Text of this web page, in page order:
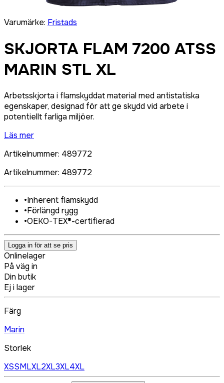
Varumärke: Fristads
SKJORTA FLAM 7200 ATSS
MARIN STL XL
Arbetsskjorta i flamskyddat material med antistatiska
egenskaper, designad för att ge skydd vid arbete i
potentiellt farliga miljöer.
Läs mer
Artikelnummer: 489772
Artikelnummer: 489772
•Inherent flamskydd
•Förlängd rygg
•OEKO-TEX®-certifierad
Logga in för att se pris
Onlinelager
På väg in
Din butik
Ej i lager
Färg
Marin
Storlek
XSSMLXL2XL3XL4XL